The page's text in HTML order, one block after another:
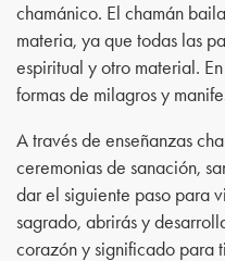
chamánico. El chamán
materia, ya que todas las
espiritual y otro material.
formas de milagros y
A través de enseñanzas
ceremonias de sanación,
dar el siguiente paso para
sagrado, abrirás y
corazón y significado para